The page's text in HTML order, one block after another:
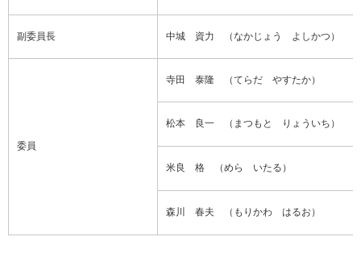
副委員長 中城 資力 （なかじょう よしかつ）
委員
寺田 泰隆 （てらだ やすたか）
松本 良一 （まつもと りょういち）
米良 格 （めら いたる）
森川 春夫 （もりかわ はるお）